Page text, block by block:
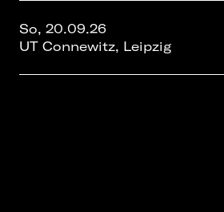
So, 20.09.26
UT Connewitz, Leipzig